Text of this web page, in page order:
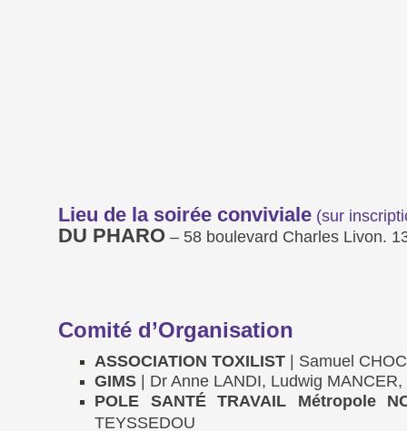
Lieu de la soirée conviviale (sur
DU PHARO – 58 boulevard Charles Livon.
Comité d’Organisation
ASSOCIATION TOXILIST
| Samuel
GIMS | Dr Anne LANDI, Ludwig
POLE SANTÉ TRAVAIL Métropole
TEYSSEDOU